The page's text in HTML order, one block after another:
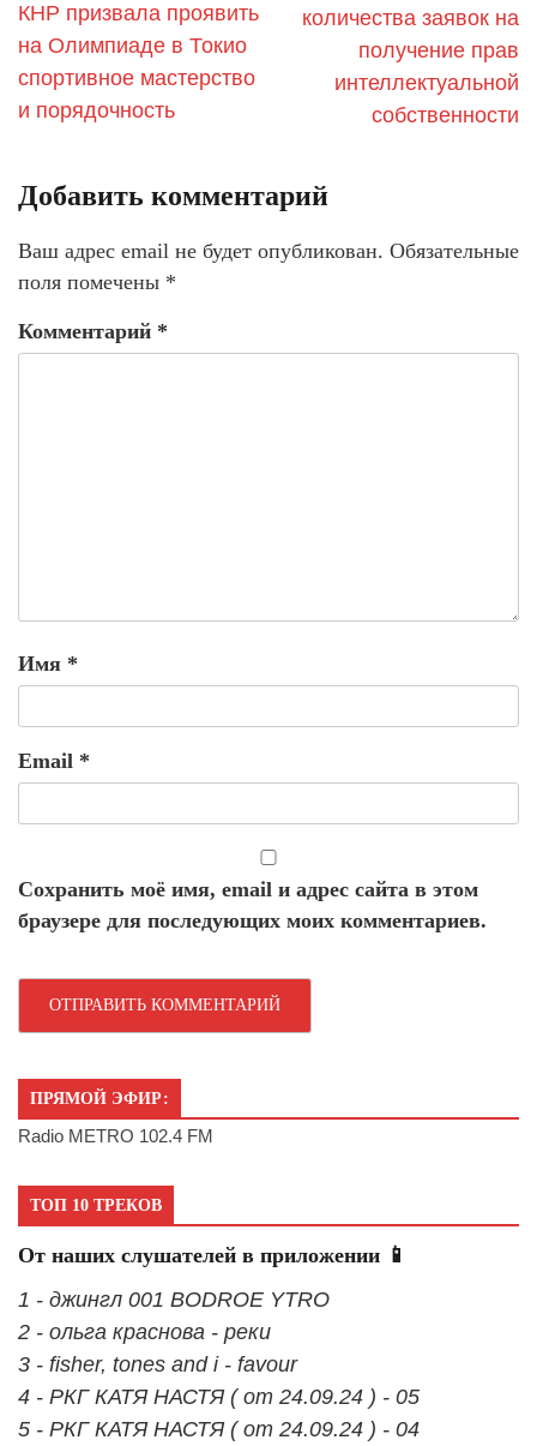
КНР призвала проявить
на Олимпиаде в Токио
спортивное мастерство
и порядочность
количества заявок на
получение прав
интеллектуальной
собственности
Добавить комментарий
Ваш адрес email не будет опубликован. Обязательные
поля помечены *
Комментарий *
Имя *
Email *
Сохранить моё имя, email и адрес сайта в этом
браузере для последующих моих комментариев.
ПРЯМОЙ ЭФИР:
Radio METRO 102.4 FM
ТОП 10 ТРЕКОВ
От наших слушателей в приложении 📱
1 - джингл 001 BODROE YTRO
2 - ольга краснова - реки
3 - fisher, tones and i - favour
4 - РКГ КАТЯ НАСТЯ ( от 24.09.24 ) - 05
5 - РКГ КАТЯ НАСТЯ ( от 24.09.24 ) - 04